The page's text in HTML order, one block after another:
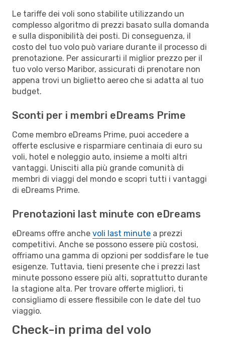
Le tariffe dei voli sono stabilite utilizzando un
complesso algoritmo di prezzi basato sulla domanda
e sulla disponibilità dei posti. Di conseguenza, il
costo del tuo volo può variare durante il processo di
prenotazione. Per assicurarti il miglior prezzo per il
tuo volo verso Maribor, assicurati di prenotare non
appena trovi un biglietto aereo che si adatta al tuo
budget.
Sconti per i membri eDreams Prime
Come membro eDreams Prime, puoi accedere a
offerte esclusive e risparmiare centinaia di euro su
voli, hotel e noleggio auto, insieme a molti altri
vantaggi. Unisciti alla più grande comunità di
membri di viaggi del mondo e scopri tutti i vantaggi
di eDreams Prime.
Prenotazioni last minute con eDreams
eDreams offre anche voli last minute a prezzi
competitivi. Anche se possono essere più costosi,
offriamo una gamma di opzioni per soddisfare le tue
esigenze. Tuttavia, tieni presente che i prezzi last
minute possono essere più alti, soprattutto durante
la stagione alta. Per trovare offerte migliori, ti
consigliamo di essere flessibile con le date del tuo
viaggio.
Check-in prima del volo